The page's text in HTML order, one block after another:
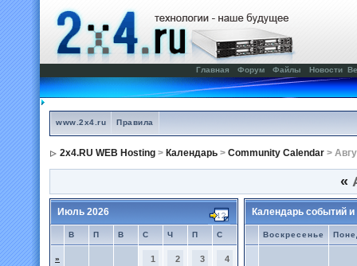
Главная Форум Файлы Новости
www.2x4.ru Правила
2x4.RU WEB Hosting > Календарь > Community Calendar >
«
Июль 2026
В П В С Ч П С
» 1 2 3 4
Календарь событий
Воскресенье